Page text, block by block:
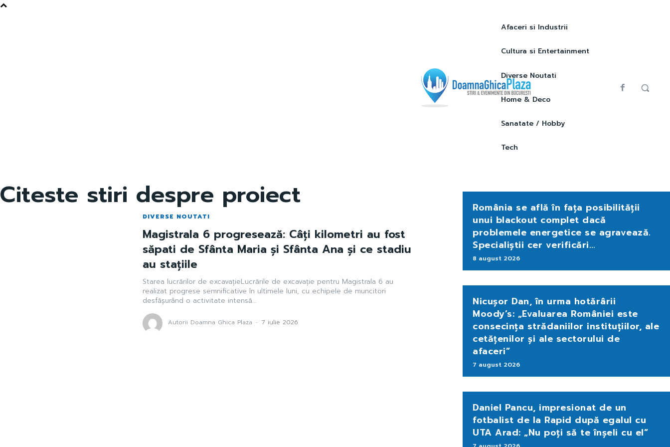
Afaceri si Industrii
Cultura si Entertainment
Diverse Noutati
Home & Deco
Sanatate / Hobby
Tech
Citeste stiri despre proiect
DIVERSE NOUTATI
Magistrala 6 progresează: Câți kilometri au fost
săpati de Sfânta Maria și Sfânta Ana și ce stadiu
au stațiile
Starea lucrărilor de excavațieLucrările de excavație pentru Magistrala 6 au
realizat progrese semnificative în ultimele luni, cu echipele de muncitori
desfășurând o activitate intensă...
Autorii Doamna Ghica Plaza - 7 iulie 2026
România se află în fața posibilității
unui blackout complet dacă
problemele energetice se agravează.
Specialiștii cer verificări…
8 august 2026
Nicușor Dan, în urma hotărârii
Moody’s: „Evaluarea României este
consecința strădaniilor instituțiilor, ale
cetățenilor și ale sectorului de
afaceri”
7 august 2026
Daniel Pancu, impresionat de un
fotbalist de la Rapid după egalul cu
UTA Arad: „Nu poți să te înșeli cu el”